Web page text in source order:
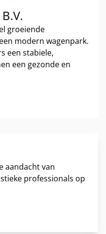
groeiende
modern wagenpark.
een stabiele,
een gezonde en
aandacht van
professionals op